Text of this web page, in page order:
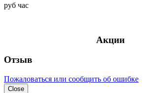
руб час
Акции
Отзыв
Пожаловаться или сообщить об ошибке
Close